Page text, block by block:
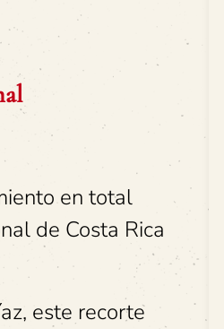
en total
de Costa Rica
este recorte